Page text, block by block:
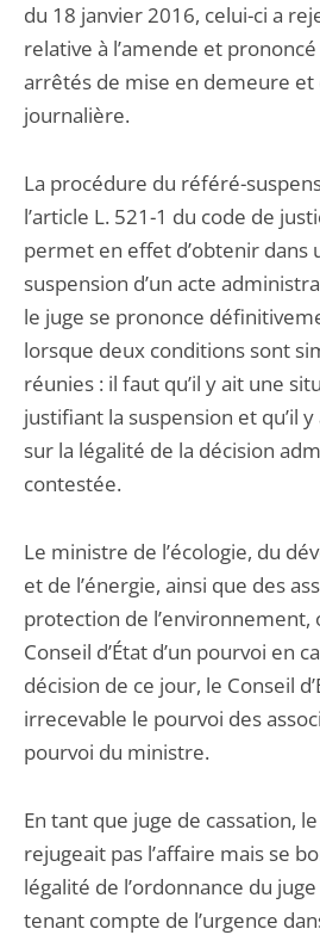
du 18 janvier 2016, celui-ci a
relative à l’amende et
arrêtés de mise en demeure et
journalière.
La procédure du référé-
l’article L. 521-1 du code de
permet en effet d’obtenir dans
suspension d’un acte
le juge se prononce
lorsque deux conditions sont
réunies : il faut qu’il y ait une
justifiant la suspension et qu’il
sur la légalité de la décision
contestée.
Le ministre de l’écologie, du
et de l’énergie, ainsi que des
protection de l’environnement,
Conseil d’État d’un pourvoi en
décision de ce jour, le Conseil
irrecevable le pourvoi des
pourvoi du ministre.
En tant que juge de cassation,
rejugeait pas l’affaire mais se
légalité de l’ordonnance du
tenant compte de l’urgence